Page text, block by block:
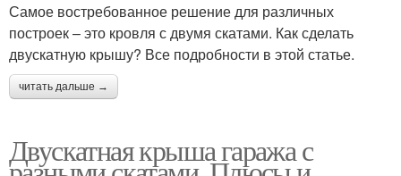
Самое востребованное решение для различных
построек – это кровля с двумя скатами. Как сделать
двускатную крышу? Все подробности в этой статье.
читать дальше →
Двускатная крыша гаража с